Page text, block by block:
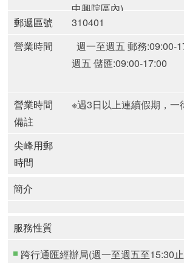
中興院區內)
郵遞區號
310401
營業時間
週一至週五 郵務:09:00-
週五 儲匯:09:00-17:00
營業時間
備註
※遇3日以上連續假期，一
尖峰用郵
時間
簡介
服務性質
跨行通匯經辦局(週一至週五至15:30